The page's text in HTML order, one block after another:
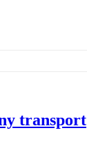
transport